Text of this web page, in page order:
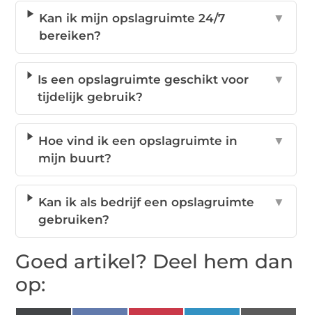
Kan ik mijn opslagruimte 24/7
bereiken?
▼
Is een opslagruimte geschikt voor
tijdelijk gebruik?
▼
Hoe vind ik een opslagruimte in
mijn buurt?
▼
Kan ik als bedrijf een opslagruimte
gebruiken?
▼
Goed artikel? Deel hem dan
op: